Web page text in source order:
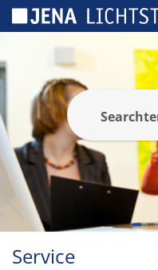
Service
Панель керування кукі